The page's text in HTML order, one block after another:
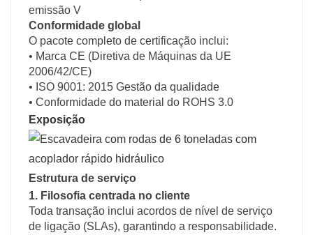
emissão V
Conformidade global
O pacote completo de certificação inclui:
• Marca CE (Diretiva de Máquinas da UE
2006/42/CE)
• ISO 9001: 2015 Gestão da qualidade
• Conformidade do material do ROHS 3.0
Exposição
Estrutura de serviço
1. Filosofia centrada no cliente
Toda transação inclui acordos de nível de serviço
de ligação (SLAs), garantindo a responsabilidade.